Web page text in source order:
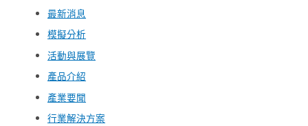
最新消息
模擬分析
活動與展覽
產品介紹
產業要聞
行業解決方案